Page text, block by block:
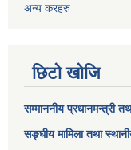
अन्य करहरु
छिटो खोजि
सम्माननीय प्रधानमन्त्री
सङ्घीय मामिला तथा